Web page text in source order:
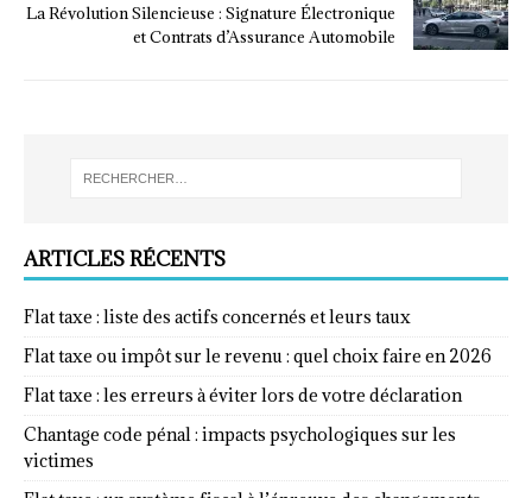
La Révolution Silencieuse : Signature Électronique
et Contrats d’Assurance Automobile
ARTICLES RÉCENTS
Flat taxe : liste des actifs concernés et leurs taux
Flat taxe ou impôt sur le revenu : quel choix faire en 2026
Flat taxe : les erreurs à éviter lors de votre déclaration
Chantage code pénal : impacts psychologiques sur les
victimes